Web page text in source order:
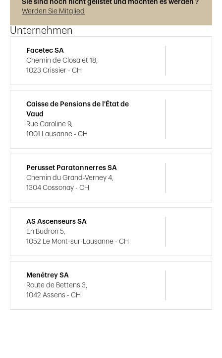
Sie sind noch nicht gelistet und möchten es werden ?
Werden Sie Mitglied
Unternehmen
Facetec SA
Chemin de Closalet 18,
1023 Crissier - CH
Caisse de Pensions de l'État de
Vaud
Rue Caroline 9,
1001 Lausanne - CH
Perusset Paratonnerres SA
Chemin du Grand-Verney 4,
1304 Cossonay - CH
AS Ascenseurs SA
En Budron 5,
1052 Le Mont-sur-Lausanne - CH
Menétrey SA
Route de Bettens 3,
1042 Assens - CH